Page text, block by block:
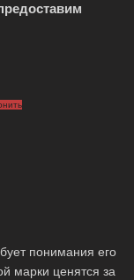
понимания его
марки ценятся за